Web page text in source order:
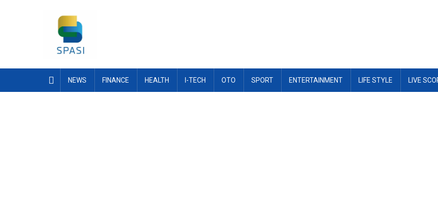
NEWS FINANCE HEALTH I-TECH OTO SPORT ENTERTAINMENT LIFE STYLE LIVE